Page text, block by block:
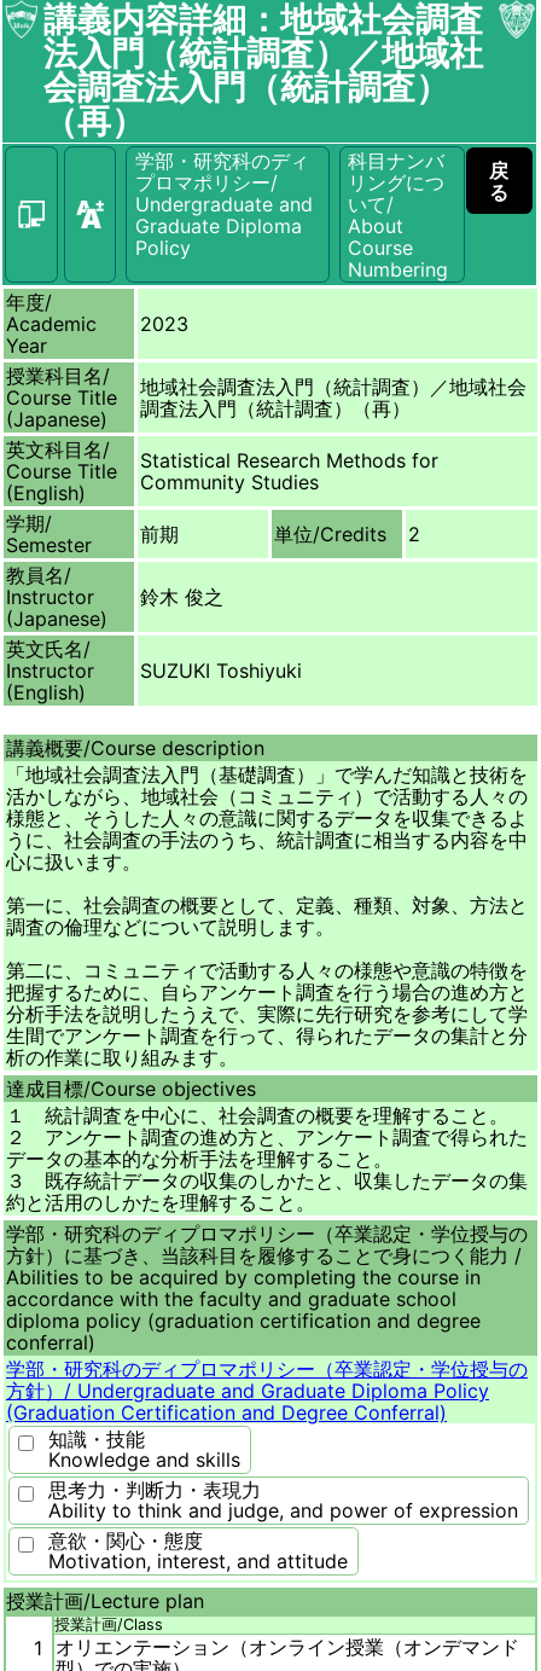
講義内容詳細：地域社会調査
法入門（統計調査）／地域社
会調査法入門（統計調査）
（再）
学部・研究科のディ
プロマポリシー/
Undergraduate and
Graduate Diploma
Policy
科目ナンバ
リングにつ
いて/
About
Course
Numbering
戻
る
年度/
Academic
Year
2023
授業科目名/
Course Title
(Japanese)
地域社会調査法入門（統計調査）／地域社会
調査法入門（統計調査）（再）
英文科目名/
Course Title
(English)
Statistical Research Methods for
Community Studies
学期/
Semester
前期 単位/Credits
2
教員名/
Instructor
(Japanese)
鈴木 俊之
英文氏名/
Instructor
(English)
SUZUKI Toshiyuki
講義概要/Course description
「地域社会調査法入門（基礎調査）」で学んだ知識と技術を
活かしながら、地域社会（コミュニティ）で活動する人々の
様態と、そうした人々の意識に関するデータを収集できるよ
うに、社会調査の手法のうち、統計調査に相当する内容を中
心に扱います。
第一に、社会調査の概要として、定義、種類、対象、方法と
調査の倫理などについて説明します。
第二に、コミュニティで活動する人々の様態や意識の特徴を
把握するために、自らアンケート調査を行う場合の進め方と
分析手法を説明したうえで、実際に先行研究を参考にして学
生間でアンケート調査を行って、得られたデータの集計と分
析の作業に取り組みます。
達成目標/Course objectives
１ 統計調査を中心に、社会調査の概要を理解すること。
２ アンケート調査の進め方と、アンケート調査で得られた
データの基本的な分析手法を理解すること。
３ 既存統計データの収集のしかたと、収集したデータの集
約と活用のしかたを理解すること。
学部・研究科のディプロマポリシー（卒業認定・学位授与の
方針）に基づき、当該科目を履修することで身につく能力 /
Abilities to be acquired by completing the course in
accordance with the faculty and graduate school
diploma policy (graduation certification and degree
conferral)
学部・研究科のディプロマポリシー（卒業認定・学位授与の
方針）/ Undergraduate and Graduate Diploma Policy
(Graduation Certification and Degree Conferral)
知識・技能
Knowledge and skills
思考力・判断力・表現力
Ability to think and judge, and power of expression
意欲・関心・態度
Motivation, interest, and attitude
授業計画/Lecture plan
1
授業計画/Class
オリエンテーション（オンライン授業（オンデマンド